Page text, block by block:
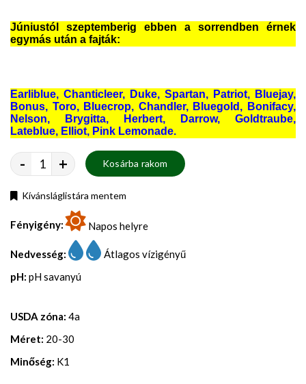
Júniustól szeptemberig ebben a sorrendben érnek
egymás után a fajták:
Earliblue, Chanticleer, Duke, Spartan, Patriot, Bluejay,
Bonus, Toro, Bluecrop, Chandler, Bluegold, Bonifacy,
Nelson, Brygitta, Herbert, Darrow, Goldtraube,
Lateblue, Elliot, Pink Lemonade.
- + Kosárba rakom
Kívánsláglistára mentem
Fényigény: Napos helyre
Nedvesség:
Átlagos vízigényű
pH: pH savanyú
USDA zóna: 4a
Méret: 20-30
Minőség: K1